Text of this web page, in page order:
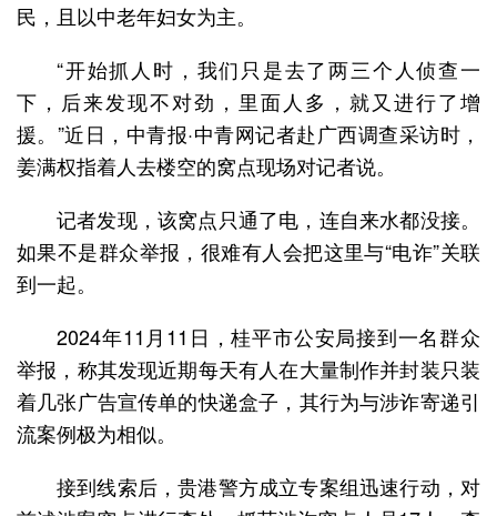
民，且以中老年妇女为主。
“开始抓人时，我们只是去了两三个人侦查一
下，后来发现不对劲，里面人多，就又进行了增
援。”近日，中青报·中青网记者赴广西调查采访时，
姜满权指着人去楼空的窝点现场对记者说。
记者发现，该窝点只通了电，连自来水都没接。
如果不是群众举报，很难有人会把这里与“电诈”关联
到一起。
2024年11月11日，桂平市公安局接到一名群众
举报，称其发现近期每天有人在大量制作并封装只装
着几张广告宣传单的快递盒子，其行为与涉诈寄递引
流案例极为相似。
接到线索后，贵港警方成立专案组迅速行动，对